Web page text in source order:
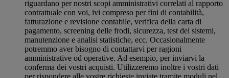
riguardano per nostri scopi amministrativi correlati al rapporto
contrattuale con voi, ivi compreso per fini di contabilità,
fatturazione e revisione contabile, verifica della carta di
pagamento, screening delle frodi, sicurezza, test dei sistemi,
manutenzione e analisi statistiche, ecc. Occasionalmente
potremmo aver bisogno di contattarvi per ragioni
amministrative od operative. Ad esempio, per inviarvi la
conferma dei vostri acquisti. Utilizzeremo inoltre i vostri dati
per rispondere alle vostre richieste inviate tramite moduli nel